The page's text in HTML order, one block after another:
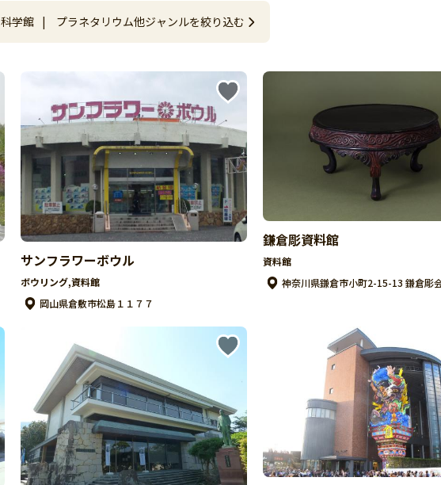
科学館 | プラネタリウム他ジャンルを絞り込む
サンフラワーボウル
ボウリング,資料館
岡山県倉敷市松島１１７７
鎌倉彫資料館
資料館
神奈川県鎌倉市小町2-15-13 鎌倉彫